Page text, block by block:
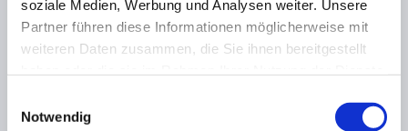
soziale Medien, Werbung und Analysen weiter. Unsere
Partner führen diese Informationen möglicherweise mit
weiteren Daten zusammen, die Sie ihnen bereitgestellt
Notwendig